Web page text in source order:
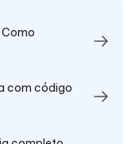
com código